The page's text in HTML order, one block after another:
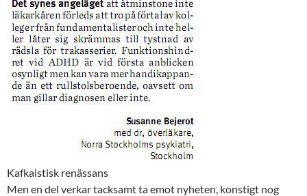
Kafkaistisk renässans
Men en del verkar tacksamt ta emot nyheten, konstigt nog